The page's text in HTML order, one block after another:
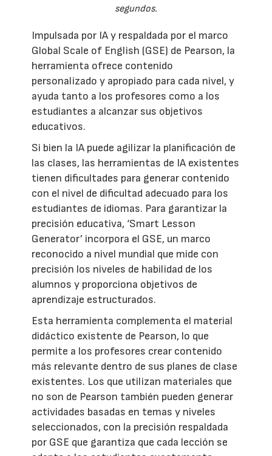
segundos.
Impulsada por IA y respaldada por el marco
Global Scale of English (GSE) de Pearson, la
herramienta ofrece contenido
personalizado y apropiado para cada nivel, y
ayuda tanto a los profesores como a los
estudiantes a alcanzar sus objetivos
educativos.
Si bien la IA puede agilizar la planificación de
las clases, las herramientas de IA existentes
tienen dificultades para generar contenido
con el nivel de dificultad adecuado para los
estudiantes de idiomas. Para garantizar la
precisión educativa, ‘Smart Lesson
Generator’ incorpora el GSE, un marco
reconocido a nivel mundial que mide con
precisión los niveles de habilidad de los
alumnos y proporciona objetivos de
aprendizaje estructurados.
Esta herramienta complementa el material
didáctico existente de Pearson, lo que
permite a los profesores crear contenido
más relevante dentro de sus planes de clase
existentes. Los que utilizan materiales que
no son de Pearson también pueden generar
actividades basadas en temas y niveles
seleccionados, con la precisión respaldada
por GSE que garantiza que cada lección se